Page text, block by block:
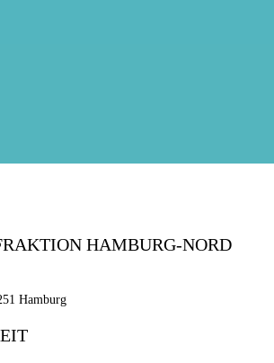
HAMBURG-NORD
Hamburg